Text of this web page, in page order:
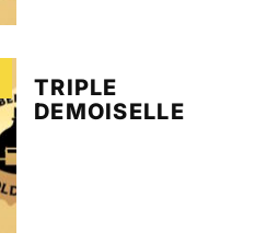
TRIPLE
DEMOISELLE